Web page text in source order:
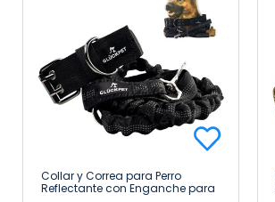
Collar y Correa para Perro
Reflectante con Enganche para